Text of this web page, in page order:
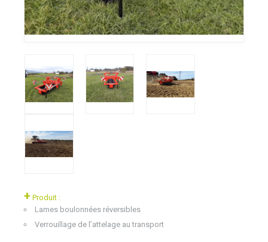
+ Produit :
Lames boulonnées réversibles
Verrouillage de l’attelage au transport